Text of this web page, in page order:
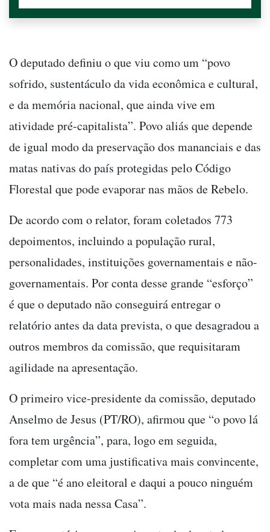
O deputado definiu o que viu como um “povo
sofrido, sustentáculo da vida econômica e cultural,
e da memória nacional, que ainda vive em
atividade pré-capitalista”. Povo aliás que depende
de igual modo da preservação dos mananciais e das
matas nativas do país protegidas pelo Código
Florestal que pode evaporar nas mãos de Rebelo.
De acordo com o relator, foram coletados 773
depoimentos, incluindo a população rural,
personalidades, instituições governamentais e não-
governamentais. Por conta desse grande “esforço”
é que o deputado não conseguirá entregar o
relatório antes da data prevista, o que desagradou a
outros membros da comissão, que requisitaram
agilidade na apresentação.
O primeiro vice-presidente da comissão, deputado
Anselmo de Jesus (PT/RO), afirmou que “o povo lá
fora tem urgência”, para, logo em seguida,
completar com uma justificativa mais convincente,
a de que “é ano eleitoral e daqui a pouco ninguém
vota mais nada nessa Casa”.